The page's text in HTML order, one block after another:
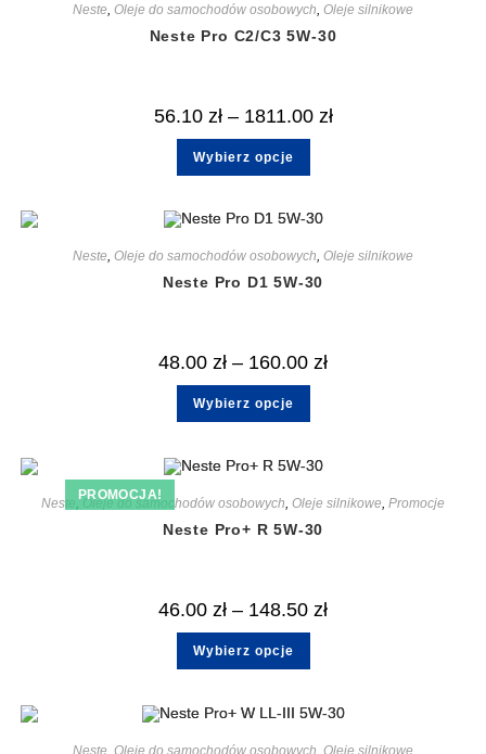
Neste Oleje do samochodów osobowych Oleje silnikowe
Neste Pro C2/C3 5W-30
56.10 zł – 1811.00 zł
Wybierz opcje
Neste, Oleje do samochodów osobowych, Oleje silnikowe
Neste Pro D1 5W-30
48.00 zł – 160.00 zł
Wybierz opcje
PROMOCJA!
Neste , Oleje do samochodów osobowych, Oleje silnikowe, Promocje
Neste Pro+ R 5W-30
46.00 zł – 148.50 zł
Wybierz opcje
Neste Oleje do samochodów osobowych Oleje silnikowe